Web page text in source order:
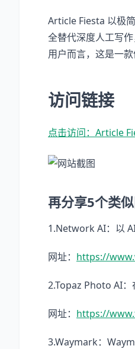
Article Fiesta 以极
全替代深度人工写
用户而言，这是一
访问链接
点击访问：Article
再分享5个类似
1.Network AI：以
网址： https://
2.Topaz Photo AI：
网址： https://
3.Waymark：